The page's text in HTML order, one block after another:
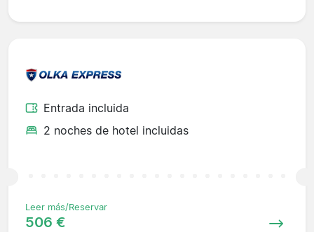
Entrada incluida
2 noches de hotel incluidas
Leer más/Reservar
506 €